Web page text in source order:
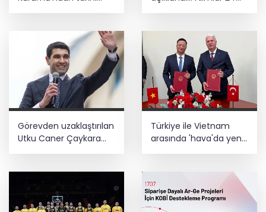
içerikler tek platformda
Ağustos'ta başlıyor
Görevden uzaklaştırılan
Utku Caner Çaykara
Türkiye ile Vietnam
arasında 'hava'da yeni